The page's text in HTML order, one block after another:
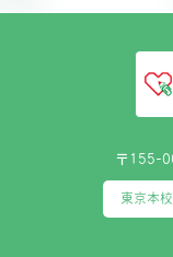
〒155-
東京本校